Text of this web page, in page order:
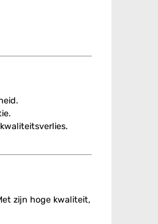
zijn hoge kwaliteit,